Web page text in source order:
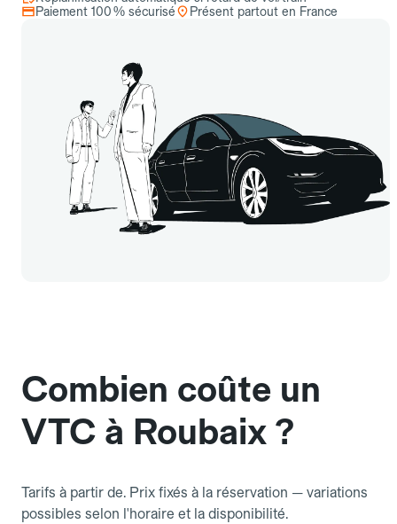
Paiement 100 % sécurisé
Présent partout en France
Combien coûte un
VTC à Roubaix ?
Tarifs à partir de. Prix fixés à la réservation — variations
possibles selon l'horaire et la disponibilité.